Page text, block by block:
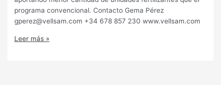
programa convencional. Contacto Gema Pérez
gperez@vellsam.com +34 678 857 230 www.vellsam.com
Leer más »